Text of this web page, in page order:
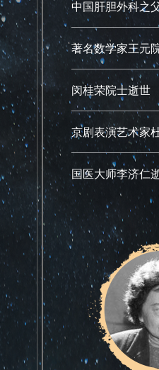
中国肝胆外科之
著名数学家王元
闵桂荣院士逝世
京剧表演艺术家
国医大师李济仁